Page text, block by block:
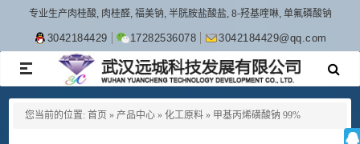
专业生产肉桂酸, 肉桂醛, 福美钠, 半胱胺盐酸盐, 8-羟基喹啉, 单氟磷酸钠
3042184429 17282536078 3042184429@qq.com
TOGGLE
NAVIGATION
您当前的位置: 首页 » 产品中心 » 化工原料 » 甲基丙烯磺酸钠 99%